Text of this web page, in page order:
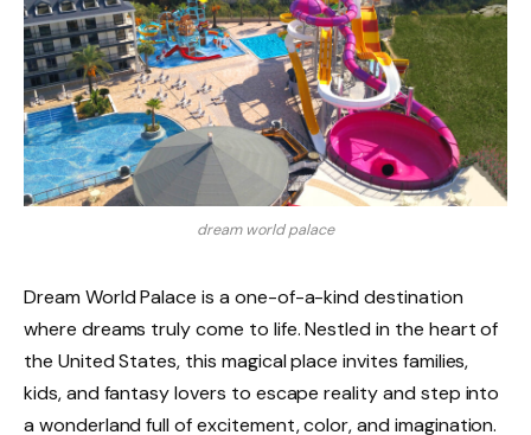
dream world palace
Dream World Palace is a one-of-a-kind destination
where dreams truly come to life. Nestled in the heart of
the United States, this magical place invites families,
kids, and fantasy lovers to escape reality and step into
a wonderland full of excitement, color, and imagination.